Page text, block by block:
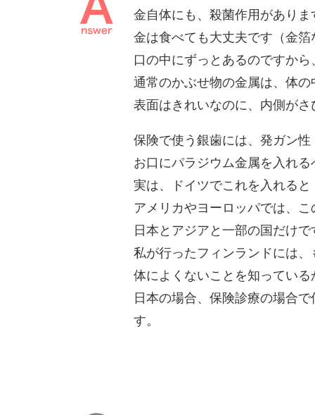
⾦⾃体にも、殺菌作⽤がありま
⾦は⾷べても⼤丈夫です（⾦
⼝の中にずっとあるのですか
通常のかぶせ物の⾦属は、体
表⾯はきれいなのに、内側が
保険で使う銀⻭には、発ガン
お⼝にパラジウム⾦属を⼊れ
実は、ドイツでこれを⼊れる
アメリカやヨーロッパでは、
⽇本とアジアと⼀部の国だけで
私が⾏ったフィンランドには
体によくないことを知っている
⽇本の場合、保険診療の場合
す。